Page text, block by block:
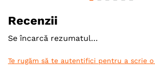
Metoda de preparare
Ambalaj
Recenzii
Se încarcă rezumatul…
Te rugăm să te autentifici pentru a scrie o